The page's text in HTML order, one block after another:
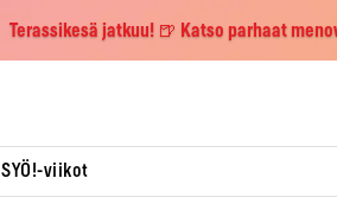
Terassikesä jatkuu! 🍺 Katso parhaat
SYÖ!-viikot